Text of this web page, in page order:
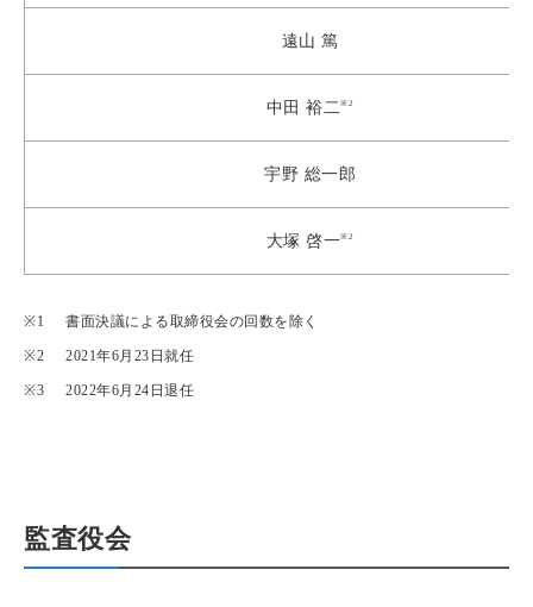
遠山 篤
中田 裕二※2
宇野 総一郎
大塚 啓一※2
書面決議による取締役会の回数を除く
2021年6月23日就任
2022年6月24日退任
監査役会